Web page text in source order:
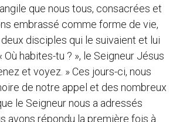
que nous tous, consacrées et
embrassé comme forme de vie,
deux disciples qui le suivaient et lui
Où habites-tu ? », le Seigneur Jésus
et voyez. » Ces jours-ci, nous
de notre appel et des nombreux
le Seigneur nous a adressés
avons répondu la première fois à